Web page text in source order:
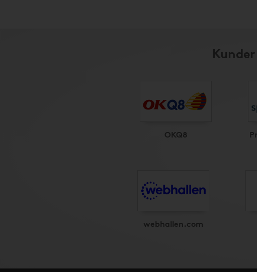
OKQ8
webhallen.com